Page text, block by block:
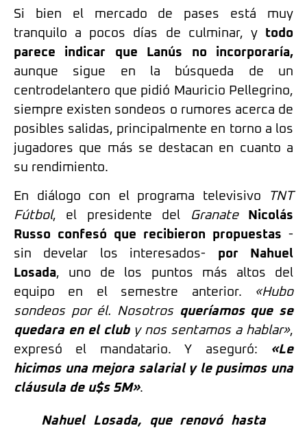
Si bien el mercado de pases está muy
tranquilo a pocos días de culminar, y todo
parece indicar que Lanús no incorporaría,
aunque sigue en la búsqueda de un
centrodelantero que pidió Mauricio Pellegrino,
siempre existen sondeos o rumores acerca de
posibles salidas, principalmente en torno a los
jugadores que más se destacan en cuanto a
su rendimiento.
En diálogo con el programa televisivo
TNT
Fútbol, el presidente del Granate
Nicolás
Russo
confesó que recibieron propuestas -
sin develar los interesados- por Nahuel
Losada, uno de los puntos más altos del
equipo en el semestre anterior.
«Hubo
sondeos por él. Nosotros queríamos que se
quedara en el cluby nos sentamos a hablar»,
expresó el mandatario. Y aseguró:
«Le
hicimos una mejora salarial y le pusimos una
cláusula de u$s 5M».
Nahuel Losada, que renovó hasta